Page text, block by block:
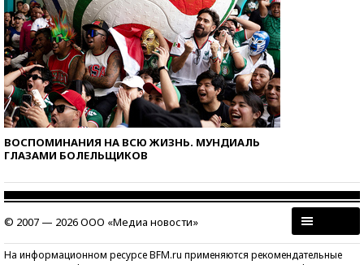
ВОСПОМИНАНИЯ НА ВСЮ ЖИЗНЬ. МУНДИАЛЬ
ГЛАЗАМИ БОЛЕЛЬЩИКОВ
© 2007 — 2026 ООО «Медиа новости»
На информационном ресурсе BFM.ru применяются рекомендательные